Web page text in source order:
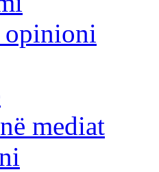
opinioni
mediat